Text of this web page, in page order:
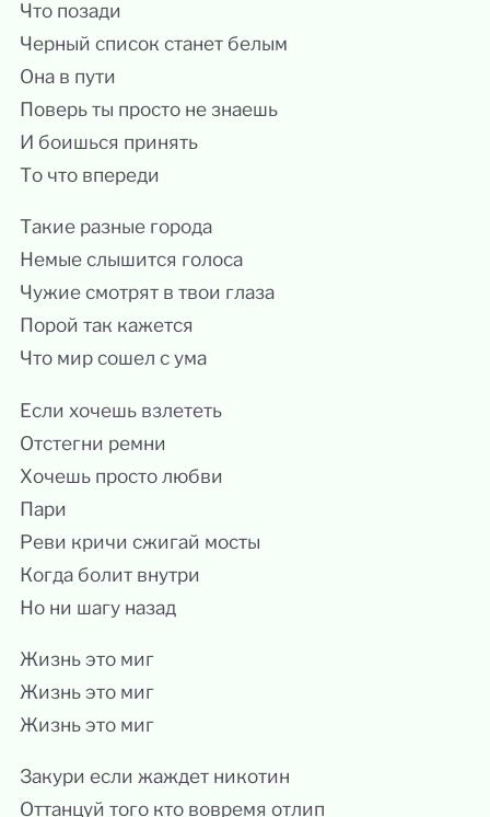
Что позади
Черный список станет белым
Она в пути
Поверь ты просто не знаешь
И боишься принять
То что впереди
Такие разные города
Немые слышится голоса
Чужие смотрят в твои глаза
Порой так кажется
Что мир сошел с ума
Если хочешь взлететь
Отстегни ремни
Хочешь просто любви
Пари
Реви кричи сжигай мосты
Когда болит внутри
Но ни шагу назад
Жизнь это миг
Жизнь это миг
Жизнь это миг
Закури если жаждет никотин
Оттанцуй того кто вовремя отлип